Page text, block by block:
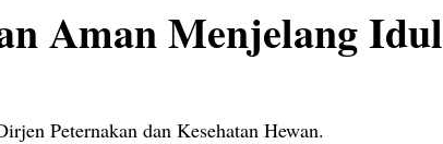
Aman Menjelang Idul
Peternakan dan Kesehatan Hewan.